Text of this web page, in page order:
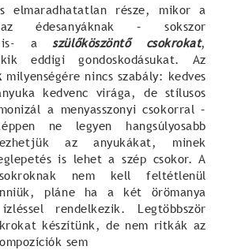
elmaradhatatlan része, mikor a
édesanyáknak – sokszor
is- a szülőköszöntő csokrokat,
eddigi gondoskodásukat. Az
milyenségére nincs szabály: kedves
kedvenc virága, de stílusos
a menyasszonyi csokorral –
ne legyen hangsúlyosabb
az anyukákat, minek
is lehet a szép csokor. A
nem kell feltétlenül
pláne ha a két örömanya
rendelkezik. Legtöbbször
készítünk, de nem ritkák az
sem